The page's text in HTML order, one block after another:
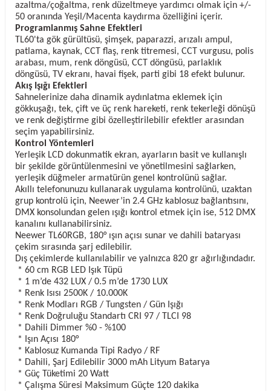
azaltma/çoğaltma, renk düzeltmeye yardımcı olmak için +/-
50 oranında Yeşil/Macenta kaydırma özelliğini içerir.
Programlanmış Sahne Efektleri
TL60'ta gök gürültüsü, şimşek, paparazzi, arızalı ampul,
patlama, kaynak, CCT flaş, renk titremesi, CCT vurgusu, polis
arabası, mum, renk döngüsü, CCT döngüsü, parlaklık
döngüsü, TV ekranı, havai fişek, parti gibi 18 efekt bulunur.
Akış Işığı Efektleri
Sahnelerinize daha dinamik aydınlatma eklemek için
gökkuşağı, tek, çift ve üç renk hareketi, renk tekerleği dönüşü
ve renk değiştirme gibi özelleştirilebilir efektler arasından
seçim yapabilirsiniz.
Kontrol Yöntemleri
Yerleşik LCD dokunmatik ekran, ayarların basit ve kullanışlı
bir şekilde görüntülenmesini ve yönetilmesini sağlarken,
yerleşik düğmeler armatürün genel kontrolünü sağlar.
Akıllı telefonunuzu kullanarak uygulama kontrolünü, uzaktan
grup kontrolü için, Neewer’in 2.4 GHz kablosuz bağlantısını,
DMX konsolundan gelen ışığı kontrol etmek için ise, 512 DMX
kanalını kullanabilirsiniz.
Neewer TL60RGB, 180° ışın açısı sunar ve dahili bataryası
çekim sırasında şarj edilebilir.
Dış çekimlerde kullanılabilir ve yalnızca 820 gr ağırlığındadır.
* 60 cm RGB LED Işık Tüpü
* 1 m’de 432 LUX / 0.5 m’de 1730 LUX
* Renk Isısı 2500K / 10.000K
* Renk Modları RGB / Tungsten / Gün Işığı
* Renk Doğruluğu Standartı CRI 97 / TLCI 98
* Dahili Dimmer %0 - %100
* Işın Açısı 180°
* Kablosuz Kumanda Tipi Radyo / RF
* Dahili, Şarj Edilebilir 3000 mAh Lityum Batarya
* Güç Tüketimi 20 Watt
* Çalışma Süresi Maksimum Güçte 120 dakika